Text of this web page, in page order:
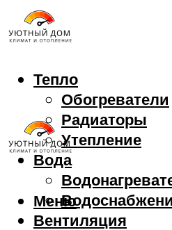
Тепло
Обогреватели
Радиаторы
Утепление
Вода
Вентиляция
Меню